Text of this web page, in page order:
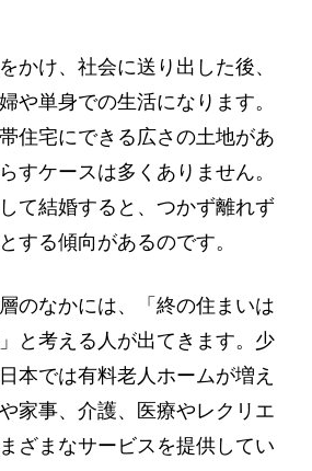
かけ、社会に送り出した後、
や単身での生活になります。
住宅にできる広さの土地があ
すケースは多くありません。
て結婚すると、つかず離れず
する傾向があるのです。
のなかには、「終の住まいは
と考える人が出てきます。少
本では有料老人ホームが増え
家事、介護、医療やレクリエ
ざまなサービスを提供してい